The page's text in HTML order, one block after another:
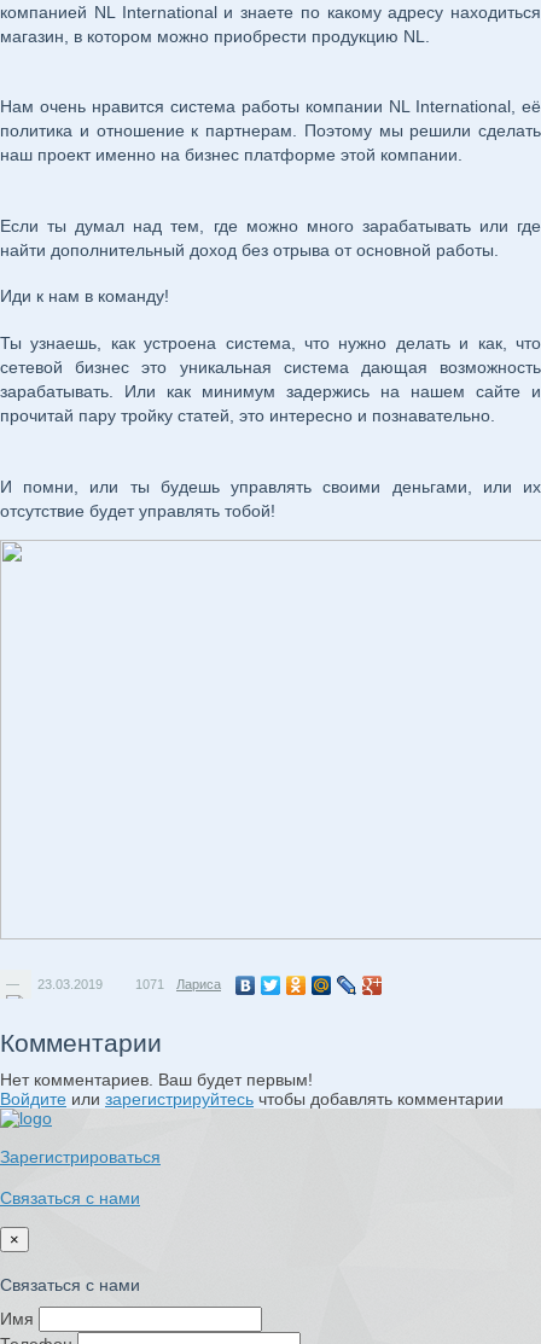
компанией NL International и знаете по какому адресу находиться
магазин, в котором можно приобрести продукцию NL.
Нам очень нравится система работы компании NL International, её
политика и отношение к партнерам. Поэтому мы решили сделать
наш проект именно на бизнес платформе этой компании.
Если ты думал над тем, где можно много зарабатывать или где
найти дополнительный доход без отрыва от основной работы.
Иди к нам в команду!
Ты узнаешь, как устроена система, что нужно делать и как, что
сетевой бизнес это уникальная система дающая возможность
зарабатывать. Или как минимум задержись на нашем сайте и
прочитай пару тройку статей, это интересно и познавательно.
И помни, или ты будешь управлять своими деньгами, или их
отсутствие будет управлять тобой!
— 23.03.2019 1071 Лариса
Комментарии
Нет комментариев. Ваш будет первым!
Войдите или зарегистрируйтесь чтобы добавлять комментарии
Зарегистрироваться
Связаться с нами
×
Связаться с нами
Имя